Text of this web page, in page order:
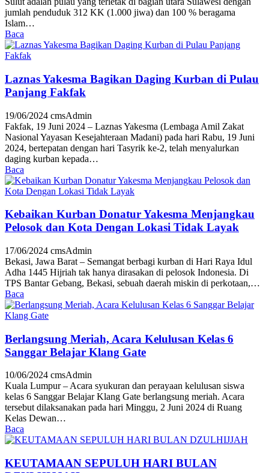
jumlah penduduk 312 KK (1.000 jiwa) dan 100 % beragama
Islam…
Baca
Laznas Yakesma Bagikan Daging Kurban di Pulau
Panjang Fakfak
19/06/2024 cmsAdmin
Fakfak, 19 Juni 2024 – Laznas Yakesma (Lembaga Amil Zakat
Nasional Yayasan Kesejahteraan Madani) pada hari Rabu, 19 Juni
2024, bertepatan dengan hari Tasyrik ke-2, telah menyalurkan
daging kurban kepada…
Baca
Kebaikan Kurban Donatur Yakesma Menjangkau
Pelosok dan Kota Dengan Lokasi Tidak Layak
17/06/2024 cmsAdmin
Bekasi, Jawa Barat – Semangat berbagi kurban di Hari Raya Idul
Adha 1445 Hijriah tak hanya dirasakan di pelosok Indonesia. Di
TPS Bantar Gebang, Bekasi, sebuah daerah miskin di perkotaan,…
Baca
Berlangsung Meriah, Acara Kelulusan Kelas 6
Sanggar Belajar Klang Gate
10/06/2024 cmsAdmin
Kuala Lumpur – Acara syukuran dan perayaan kelulusan siswa
kelas 6 Sanggar Belajar Klang Gate berlangsung meriah. Acara
tersebut dilaksanakan pada hari Minggu, 2 Juni 2024 di Ruang
Kelas Dewan…
Baca
KEUTAMAAN SEPULUH HARI BULAN